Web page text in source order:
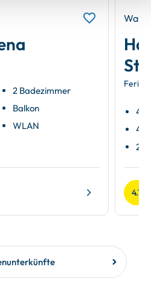
2 Badezimmer
Balkon
WLAN
4
47
2
4.7